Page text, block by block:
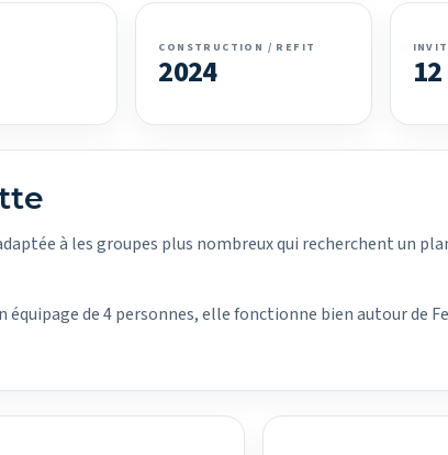
CONSTRUCTION / REFIT
2024 12
à les groupes plus nombreux qui recherchent un
équipage de 4 personnes, elle fonctionne bien autour de